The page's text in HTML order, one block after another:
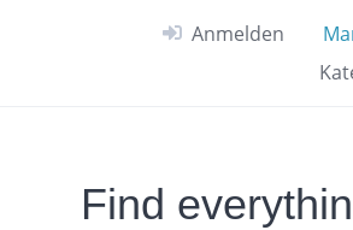
Anmelden
Find